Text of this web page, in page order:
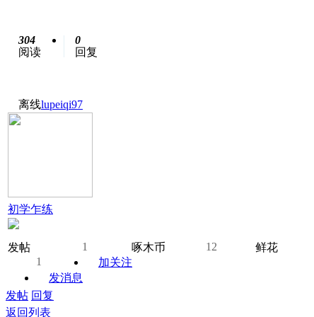
304
阅读
0
回复
离线lupeiqi97
初学乍练
发帖 1 啄木币 12
鲜花
1
加关注
发消息
发帖 回复
返回列表